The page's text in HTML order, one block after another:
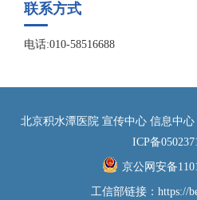
联系方式
电话:010-58516688
北京积水潭医院 宣传中心 信息中
ICP备
京公网安备
工信部链接： https://